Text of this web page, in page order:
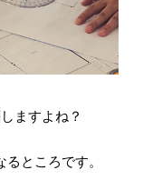
ますよね？
ところです。